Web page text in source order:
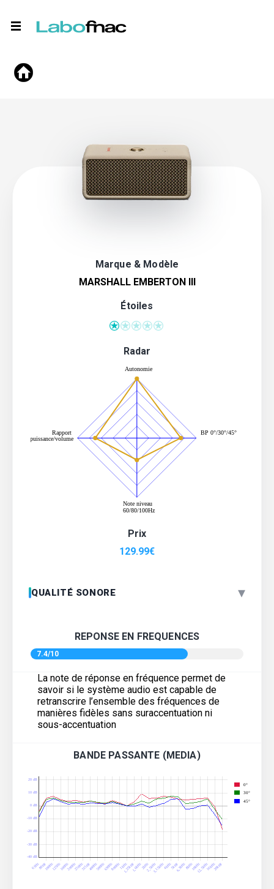
Marque & Modèle
MARSHALL EMBERTON III
Étoiles
Radar
Prix
129.99€
QUALITÉ SONORE ▾
REPONSE EN FREQUENCES
7.4/10
La note de réponse en fréquence permet de
savoir si le système audio est capable de
retranscrire l’ensemble des fréquences de
manières fidèles sans suraccentuation ni
sous-accentuation
BANDE PASSANTE (MEDIA)